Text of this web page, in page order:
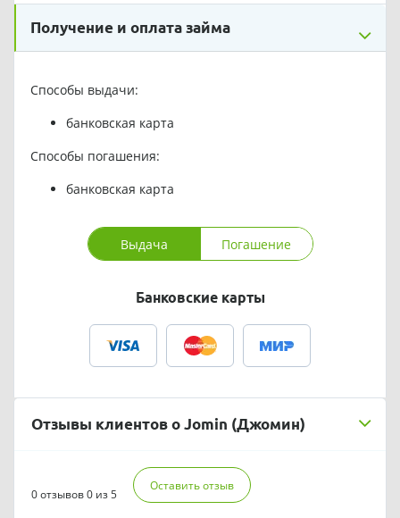
Получение и оплата займа
Способы выдачи:
банковская карта
Способы погашения:
банковская карта
Выдача Погашение
Банковские карты
Отзывы клиентов о Jomin (Джомин)
0 отзывов0 из 5
Оставить отзыв